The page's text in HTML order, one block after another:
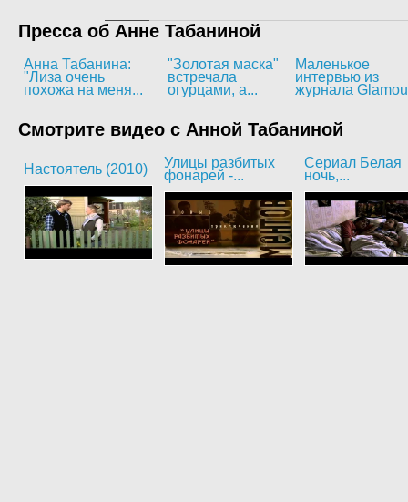
Пресса об Анне Табаниной
Анна Табанина:
"Лиза очень
похожа на меня...
"Золотая маска"
встречала
огурцами, а...
Маленькое
интервью из
журнала
Смотрите видео с Анной Табаниной
Настоятель (2010)
Улицы разбитых
фонарей -...
Сериал Белая
ночь,...